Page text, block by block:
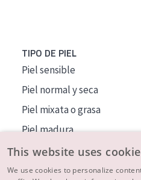
TIPO DE PIEL
Piel sensible
Piel normal y seca
Piel mixata o grasa
Piel madura
Piel expuesta al sol
Piel menopáusica
This website uses
We use cookies to personalize